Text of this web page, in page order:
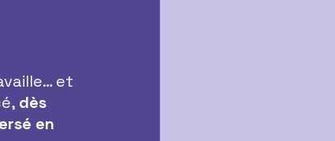
et
dès
en